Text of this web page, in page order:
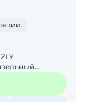
ТНBД (Eвpo